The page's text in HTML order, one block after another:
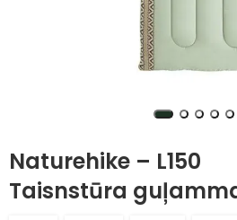
Naturehike – L150
Taisnstūra